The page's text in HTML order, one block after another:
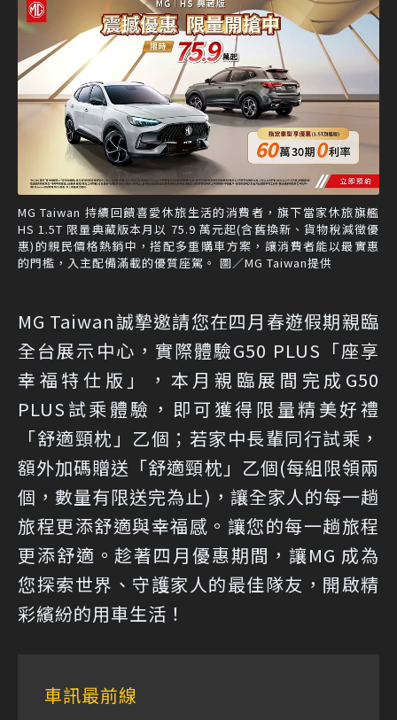
MG Taiwan 持續回饋喜愛休旅生活的消費者，旗下當家休旅旗艦
HS 1.5T 限量典藏版本月以 75.9 萬元起(含舊換新、貨物稅減徵優
惠)的親民價格熱銷中，搭配多重購車方案，讓消費者能以最實惠
的門檻，入主配備滿載的優質座駕。 圖／MG Taiwan提供
MG Taiwan誠摯邀請您在四月春遊假期親臨
全台展示中心，實際體驗G50 PLUS「座享
幸福特仕版」，本月親臨展間完成G50
PLUS試乘體驗，即可獲得限量精美好禮
「舒適頸枕」乙個；若家中長輩同行試乘，
額外加碼贈送「舒適頸枕」乙個(每組限領兩
個，數量有限送完為止)，讓全家人的每一趟
旅程更添舒適與幸福感。讓您的每一趟旅程
更添舒適。趁著四月優惠期間，讓MG 成為
您探索世界、守護家人的最佳隊友，開啟精
彩繽紛的用車生活！
車訊最前線